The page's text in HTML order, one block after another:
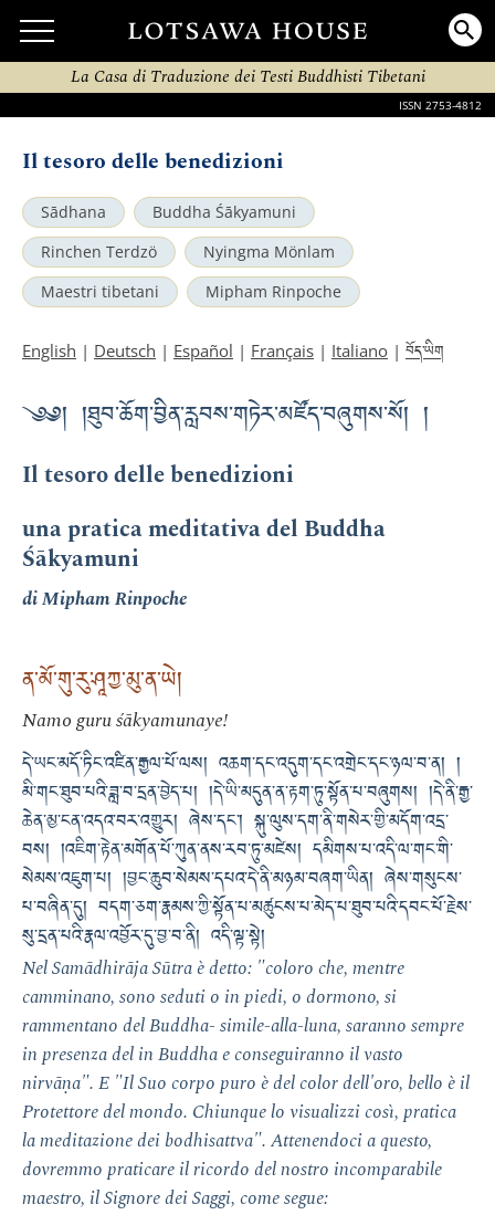
La Casa di Traduzione dei Testi Buddhisti Tibetani
ISSN 2753-4812
Il tesoro delle benedizioni
Sādhana
Buddha Śākyamuni
Rinchen Terdzö
Nyingma Mönlam
Maestri tibetani
Mipham Rinpoche
English | Deutsch | Español | Français | Italiano | བོད་ཡིག
༄༅། །ཐུབ་ཆོག་བྱིན་རླབས་གཏེར་མཛོད་བཞུགས་སོ། །
Il tesoro delle benedizioni
una pratica meditativa del Buddha
Śākyamuni
di Mipham Rinpoche
ན་མོ་གུ་རུ་ཤཱཀྱ་མུ་ན་ཡེ།
Namo guru śākyamunaye!
དེ་ཡང་མདོ་ཏིང་འཛིན་རྒྱལ་པོ་ལས། འཆག་དང་འདུག་དང་འགྲེང་དང་ཉལ་བ་ན། །
མི་གང་ཐུབ་པའི་ཟླ་བ་དྲན་བྱེད་པ། །དེ་ཡི་མདུན་ན་རྟག་ཏུ་སྟོན་པ་བཞུགས། །དེ་ནི་རྒྱ་
ཆེན་མྱ་ངན་འདའ་བར་འགྱུར། ཞེས་དང་། སྐུ་ལུས་དག་ནི་གསེར་གྱི་མདོག་འདྲ་
བས། །འཇིག་རྟེན་མགོན་པོ་ཀུན་ནས་རབ་ཏུ་མཛེས། དམིགས་པ་འདི་ལ་གང་གི་
སེམས་འཇུག་པ། །བྱང་ཆུབ་སེམས་དཔའ་དེ་ནི་མཉམ་བཞག་ཡིན། ཞེས་གསུངས་
པ་བཞིན་དུ། བདག་ཅག་རྣམས་ཀྱི་སྟོན་པ་མཚུངས་པ་མེད་པ་ཐུབ་པའི་དབང་པོ་རྗེས་
སུ་དྲན་པའི་རྣལ་འབྱོར་དུ་བྱ་བ་ནི། འདི་ལྟ་སྟེ།
Nel Samādhirāja Sūtra è detto: "coloro che, mentre
camminano, sono seduti o in piedi, o dormono, si
rammentano del Buddha- simile-alla-luna, saranno sempre
in presenza del in Buddha e conseguiranno il vasto
nirvāṇa". E "Il Suo corpo puro è del color dell'oro, bello è il
Protettore del mondo. Chiunque lo visualizzi così, pratica
la meditazione dei bodhisattva". Attenendoci a questo,
dovremmo praticare il ricordo del nostro incomparabile
maestro, il Signore dei Saggi, come segue: